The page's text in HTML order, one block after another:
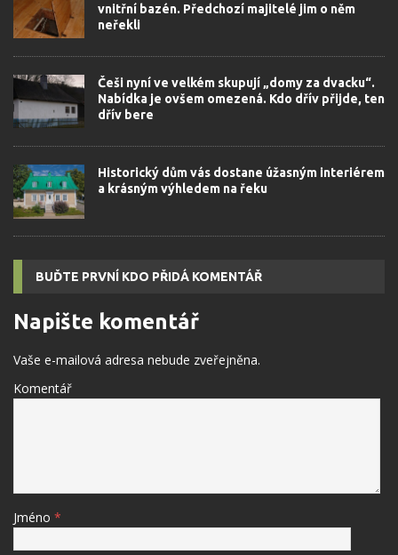
vnitřní bazén. Předchozí majitelé jim o něm
neřekli
Češi nyní ve velkém skupují „domy za dvacku“.
Nabídka je ovšem omezená. Kdo dřív přijde, ten
dřív bere
Historický dům vás dostane úžasným interiérem
a krásným výhledem na řeku
BUĎTE PRVNÍ KDO PŘIDÁ KOMENTÁŘ
Napište komentář
Vaše e-mailová adresa nebude zveřejněna.
Komentář
Jméno *